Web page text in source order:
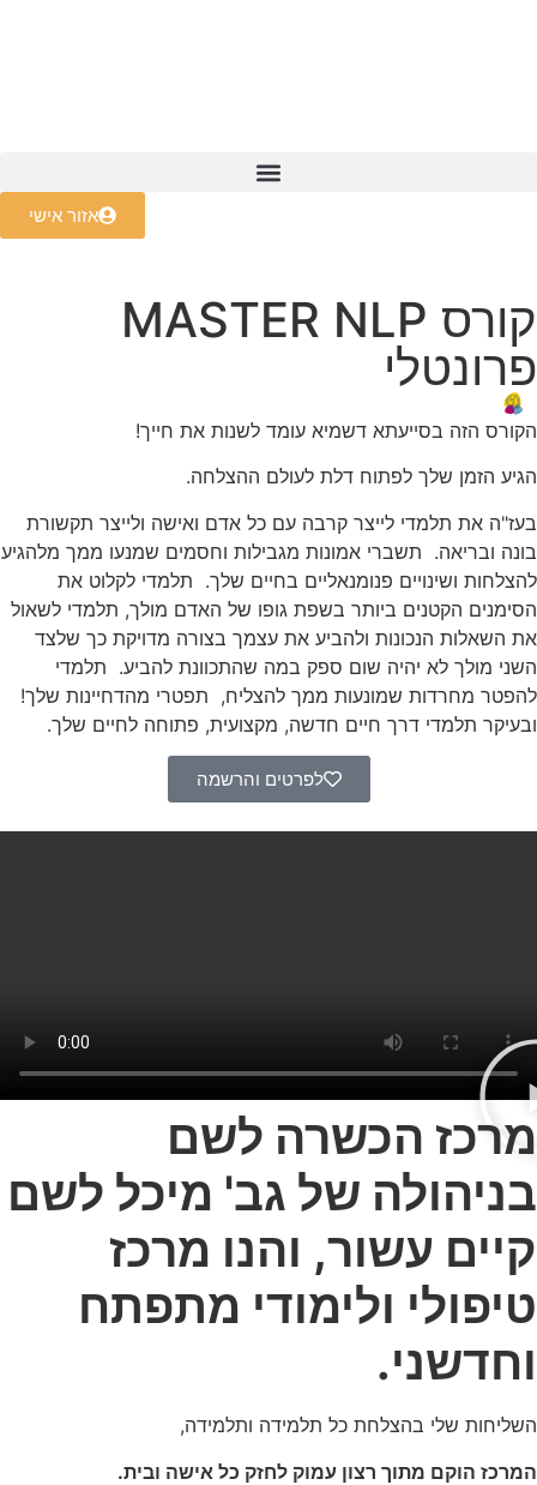
אזור אישי
קורס MASTER NLP
פרונטלי
הקורס הזה בסייעתא דשמיא עומד לשנות את חייך!
הגיע הזמן שלך לפתוח דלת לעולם ההצלחה.
בעז"ה את תלמדי לייצר קרבה עם כל אדם ואישה ולייצר תקשורת
בונה ובריאה. תשברי אמונות מגבילות וחסמים שמנעו ממך מלהגיע
להצלחות ושינויים פנומנאליים בחיים שלך. תלמדי לקלוט את
הסימנים הקטנים ביותר בשפת גופו של האדם מולך, תלמדי לשאול
את השאלות הנכונות ולהביע את עצמך בצורה מדויקת כך שלצד
השני מולך לא יהיה שום ספק במה שהתכוונת להביע. תלמדי
להפטר מחרדות שמונעות ממך להצליח, תפטרי מהדחיינות שלך!
ובעיקר תלמדי דרך חיים חדשה, מקצועית, פתוחה לחיים שלך.
לפרטים והרשמה
מרכז הכשרה לשם
בניהולה של גב' מיכל לשם
קיים עשור, והנו מרכז
טיפולי ולימודי מתפתח
וחדשני.
השליחות שלי בהצלחת כל תלמידה ותלמידה,
המרכז הוקם מתוך רצון עמוק לחזק כל אישה ובית.